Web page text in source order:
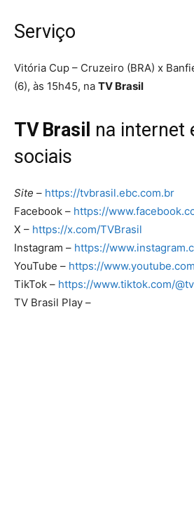
Serviço
Vitória Cup – Cruzeiro (BRA) x
(6), às 15h45, na TV Brasil
TV Brasil na internet
sociais
Site – https://tvbrasil.ebc.com.br
Facebook – https://
X – https://x.com/TVBrasil
Instagram – https://
YouTube – https://
TikTok – https://www.tiktok.com/
TV Brasil Play –